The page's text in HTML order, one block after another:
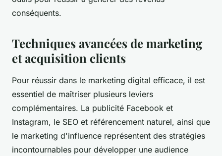
conséquents.
Techniques avancées de marketing
et acquisition clients
Pour réussir dans le marketing digital efficace, il est
essentiel de maîtriser plusieurs leviers
complémentaires. La publicité Facebook et
Instagram, le SEO et référencement naturel, ainsi que
le marketing d'influence représentent des stratégies
incontournables pour développer une audience